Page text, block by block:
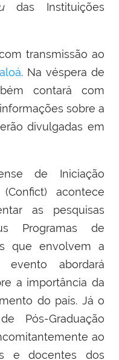
das Instituições
transmissão ao
. Na véspera de
contará com
sobre a
divulgadas em
de Iniciação
acontece
as pesquisas
Programas de
que envolvem a
abordará
a importância da
do país. Já o
Pós-Graduação
ao
e docentes dos